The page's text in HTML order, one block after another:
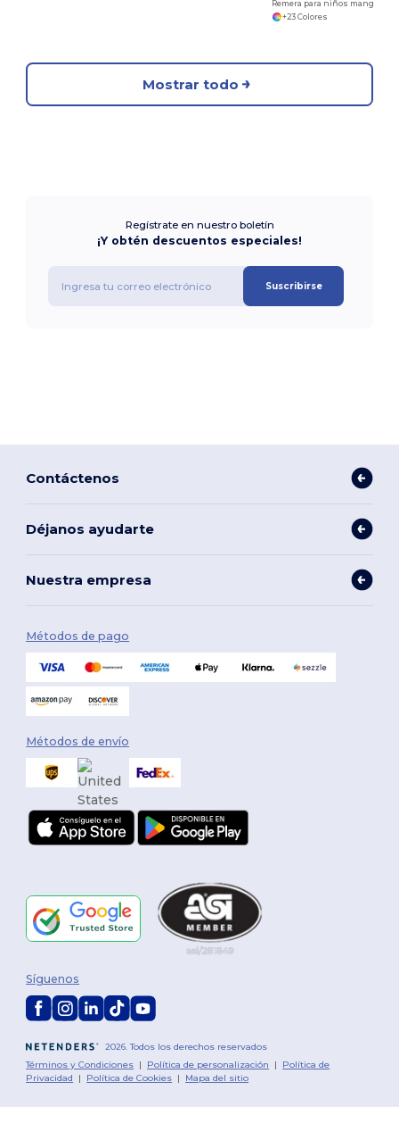
+23 Colores
Mostrar todo
Regístrate en nuestro boletín
¡Y obtén descuentos especiales!
Suscribirse
Contáctenos
Déjanos ayudarte
Nuestra empresa
Métodos de pago
Métodos de envío
2026. Todos los derechos reservados
Términos y Condiciones | Política de personalización | Política de
Privacidad | Política de Cookies | Mapa del sitio
Síguenos